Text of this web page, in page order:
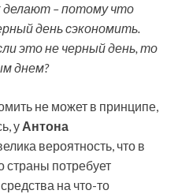
делают – потому что
день сэкономить.
это не черный день, то
днем?
не может в принципе,
у Антона
вероятность, что в
страны потребует
на что-то